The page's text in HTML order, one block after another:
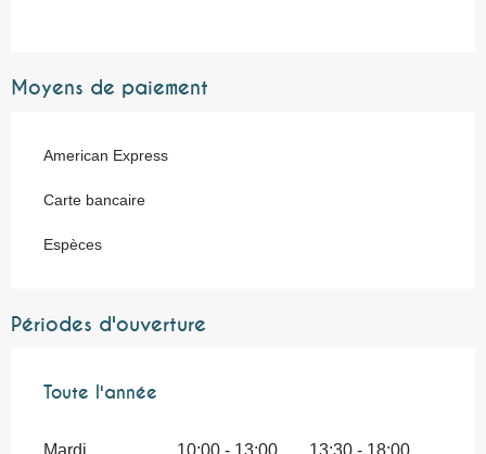
Moyens de paiement
American Express
Carte bancaire
Espèces
Périodes d'ouverture
Toute l'année
Toute l'année
Mardi 10:00 - 13:00 13:30 - 18:00